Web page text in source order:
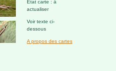
Etat carte : à
actualiser
Voir texte ci-
dessous
A propos des cartes